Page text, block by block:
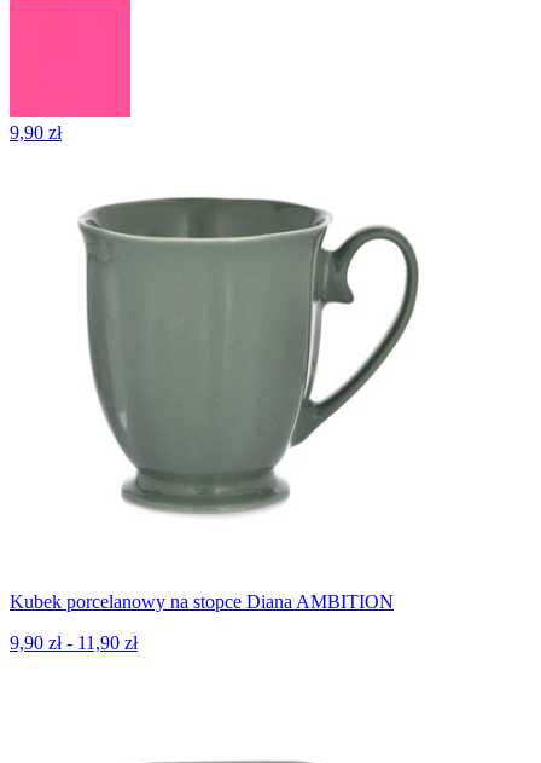
9,90 zł
Kubek porcelanowy na stopce Diana AMBITION
9,90 zł - 11,90 zł